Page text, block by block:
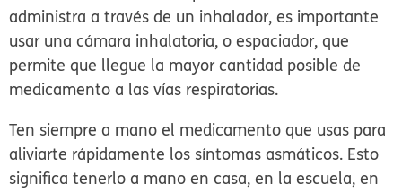
administra a través de un inhalador, es importante
usar una cámara inhalatoria, o espaciador, que
permite que llegue la mayor cantidad posible de
medicamento a las vías respiratorias.
Ten siempre a mano el medicamento que usas para
aliviarte rápidamente los síntomas asmáticos. Esto
significa tenerlo a mano en casa, en la escuela, en